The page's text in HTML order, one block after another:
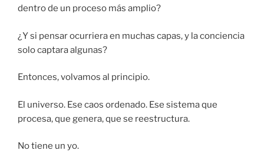
dentro de un proceso más amplio?
¿Y si pensar ocurriera en muchas capas, y la conciencia
solo captara algunas?
Entonces, volvamos al principio.
El universo. Ese caos ordenado. Ese sistema que
procesa, que genera, que se reestructura.
No tiene un yo.